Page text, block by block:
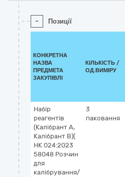
- Позиції
КОНКРЕТНА
НАЗВА
ПРЕДМЕТА
ЗАКУПІВЛІ
КІЛЬКІСТЬ /
ОД.ВИМІРУ
Набір
реагентів
(Калібрант A,
Калібрант B)(
НК 024:2023
58048 Розчин
для
калібрування/
3
паковання